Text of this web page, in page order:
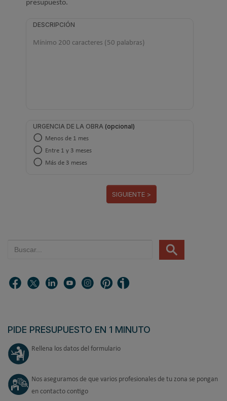
presupuesto.
DESCRIPCIÓN
URGENCIA DE LA OBRA
Menos de 1 mes
Entre 1 y 3 meses
Más de 3 meses
SIGUIENTE >
PIDE PRESUPUESTO EN 1 MINUTO
Rellena los datos del formulario
Nos aseguramos de que varios profesionales de tu zona se pongan
en contacto contigo